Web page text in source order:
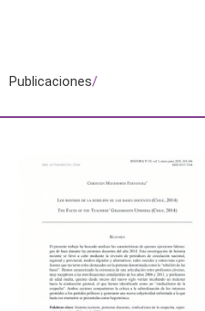
Publicaciones/